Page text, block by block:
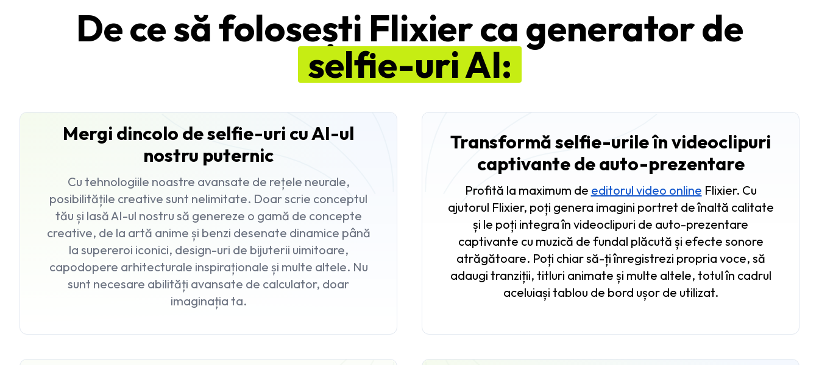
De ce să folosești Flixier ca generator de
selfie-uri AI:
Mergi dincolo de selfie-uri cu AI-ul
nostru puternic
Cu tehnologiile noastre avansate de rețele neurale,
posibilitățile creative sunt nelimitate. Doar scrie conceptul
tău și lasă AI-ul nostru să genereze o gamă de concepte
creative, de la artă anime și benzi desenate dinamice până
la supereroi iconici, design-uri de bijuterii uimitoare,
capodopere arhitecturale inspiraționale și multe altele. Nu
sunt necesare abilități avansate de calculator, doar
imaginația ta.
Transformă selfie-urile în videoclipuri
captivante de auto-prezentare
Profită la maximum de editorul video online Flixier. Cu
ajutorul Flixier, poți genera imagini portret de înaltă calitate
și le poți integra în videoclipuri de auto-prezentare
captivante cu muzică de fundal plăcută și efecte sonore
atrăgătoare. Poți chiar să-ți înregistrezi propria voce, să
adaugi tranziții, titluri animate și multe altele, totul în cadrul
aceluiași tablou de bord ușor de utilizat.